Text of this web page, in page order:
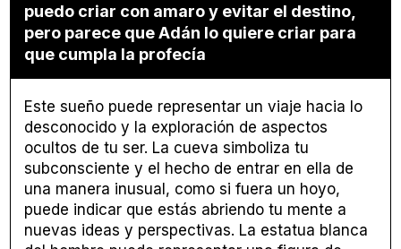
puedo criar con amaro y evitar el destino,
pero parece que Adán lo quiere criar para
que cumpla la profecía
Este sueño puede representar un viaje hacia lo
desconocido y la exploración de aspectos
ocultos de tu ser. La cueva simboliza tu
subconsciente y el hecho de entrar en ella de
una manera inusual, como si fuera un hoyo,
puede indicar que estás abriendo tu mente a
nuevas ideas y perspectivas. La estatua blanca